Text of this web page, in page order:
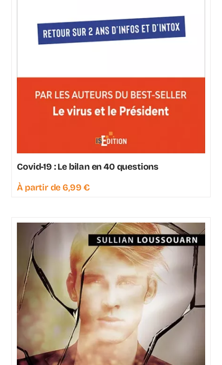
Covid-19 : Le bilan en 40 questions
À partir de 6,99€